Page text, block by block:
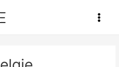
Main